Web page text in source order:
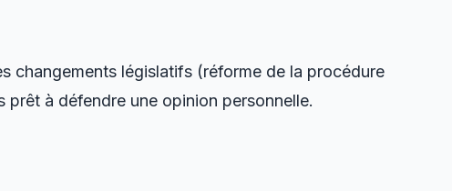
changements législatifs (réforme de la procédure
prêt à défendre une opinion personnelle.